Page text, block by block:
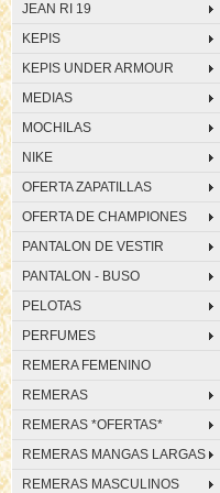
JEAN RI 19
KEPIS
KEPIS UNDER ARMOUR
MEDIAS
MOCHILAS
NIKE
OFERTA ZAPATILLAS
OFERTA DE CHAMPIONES
PANTALON DE VESTIR
PANTALON - BUSO
PELOTAS
PERFUMES
REMERA FEMENINO
REMERAS
REMERAS *OFERTAS*
REMERAS MANGAS LARGAS
REMERAS MASCULINOS